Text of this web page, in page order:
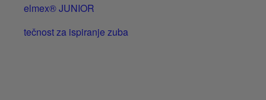
elmex® JUNIOR
tečnost za ispiranje zuba